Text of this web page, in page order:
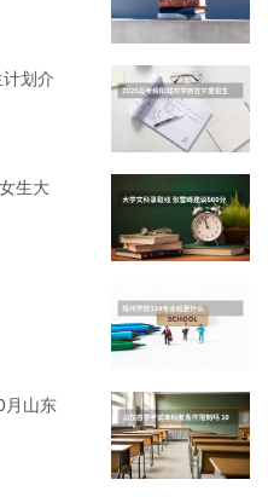
划介
生大
月山东